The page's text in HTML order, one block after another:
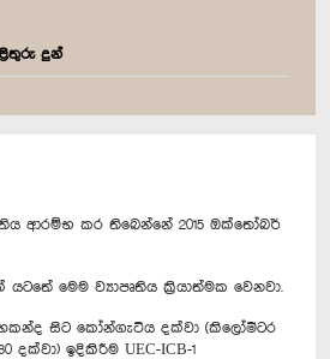
දුන්
ආරම්භ කර තිබෙන්නේ 2015 ඔක්තෝබර්
මෙම ව්‍යාපෘතිය ක්‍රියාත්මක වෙනවා.
කෝන්ගැටිය දක්වා (කිලෝමීටර
දක්වා) ඉදිකිරීම UEC-ICB-1